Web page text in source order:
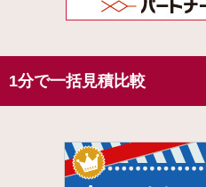
1分で一括見積比較